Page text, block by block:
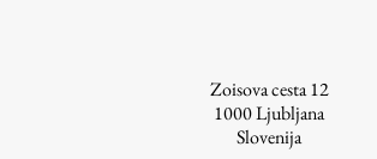
Zoisova cesta 12
1000Ljubljana
Slovenija